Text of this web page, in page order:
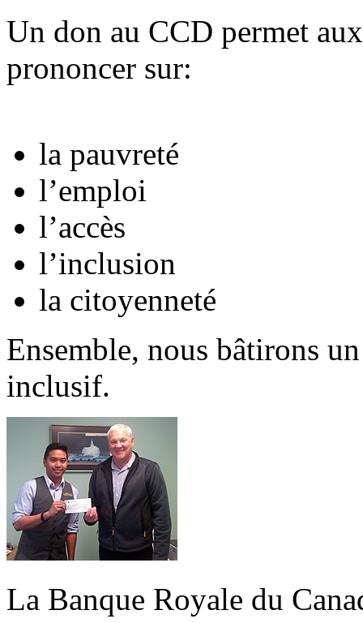
Un don au CCD permet
prononcer sur:
la pauvreté
l’emploi
l’accès
l’inclusion
la citoyenneté
Ensemble, nous bâtirons
inclusif.
La Banque Royale du